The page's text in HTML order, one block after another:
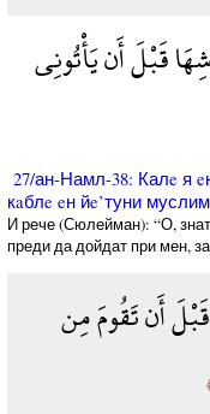
قَبْلَ أَن يَأْتُونِي
27/ан-Намл-38: Калe я
кaблe eн йe’туни
И рече (Сюлейман): “О,
преди да дойдат при мен,
أَن تَقُومَ مِن